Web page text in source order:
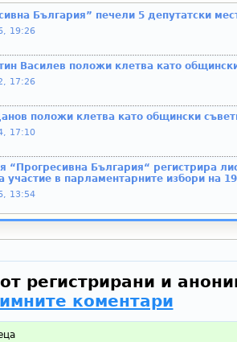
България” печели 5 депутатски
19:26
Василев положи клетва като
17:26
положи клетва като общински
17:10
“Прогресивна България“ регистрира
участие в парламентарните избори на
13:54
регистрирани и
коментари